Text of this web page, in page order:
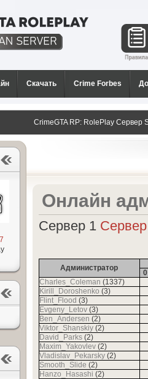
РП
для
Скачать Crime Forbes
CrimeGTA RP: RolePlay Сервер
Онлайн
Сервер 1
Администратор
0
Charles_Coleman (1337)
Kirill_Doroshenko (3)
Flint_Flood (3)
Evgeny_Letov (3)
Ben_Andersen (2)
Viktor_Shanskiy (2)
David_Parks (2)
Maxim_Yakovlev (2)
Vladislav_Pekarsky (2)
Smooth_Slide (2)
Hanzo_Hasashi (2)